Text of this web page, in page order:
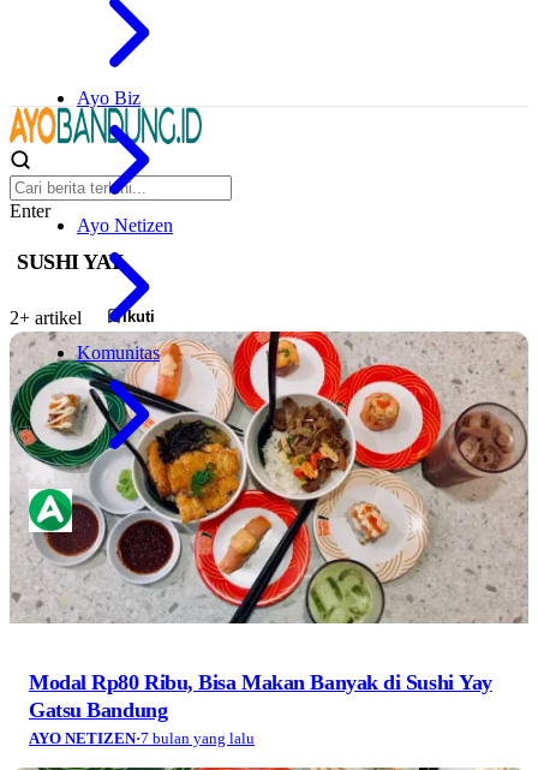
Ayo Biz
Ayo Netizen
Komunitas
Enter
SUSHI YAY
2+ artikel Ikuti
Modal Rp80 Ribu, Bisa Makan Banyak di Sushi Yay
Gatsu Bandung
AYO NETIZEN·7 bulan yang lalu